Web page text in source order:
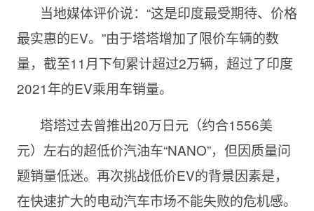
当地媒体评价说：“这是印度最受期待、价格
最实惠的EV。”由于塔塔增加了限价车辆的数
量，截至11月下旬累计超过2万辆，超过了印度
2021年的EV乘用车销量。
塔塔过去曾推出20万日元（约合1556美
元）左右的超低价汽油车“NANO”，但因质量问
题销量低迷。再次挑战低价EV的背景因素是，
在快速扩大的电动汽车市场不能失败的危机感。